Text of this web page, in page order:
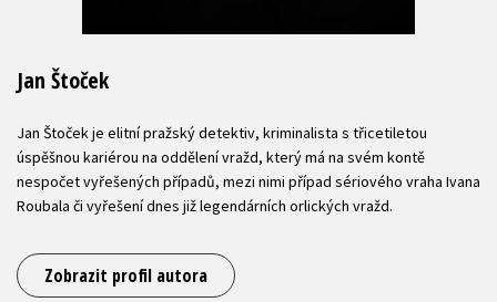
Jan Štoček
Jan Štoček je elitní pražský detektiv, kriminalista s třicetiletou
úspěšnou kariérou na oddělení vražd, který má na svém kontě
nespočet vyřešených případů, mezi nimi případ sériového vraha Ivana
Roubala či vyřešení dnes již legendárních orlických vražd.
Zobrazit profil autora